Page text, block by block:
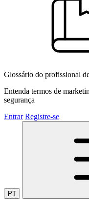
Glossário do profissional
Entenda termos de
segurança
Entrar Registre-se
PT